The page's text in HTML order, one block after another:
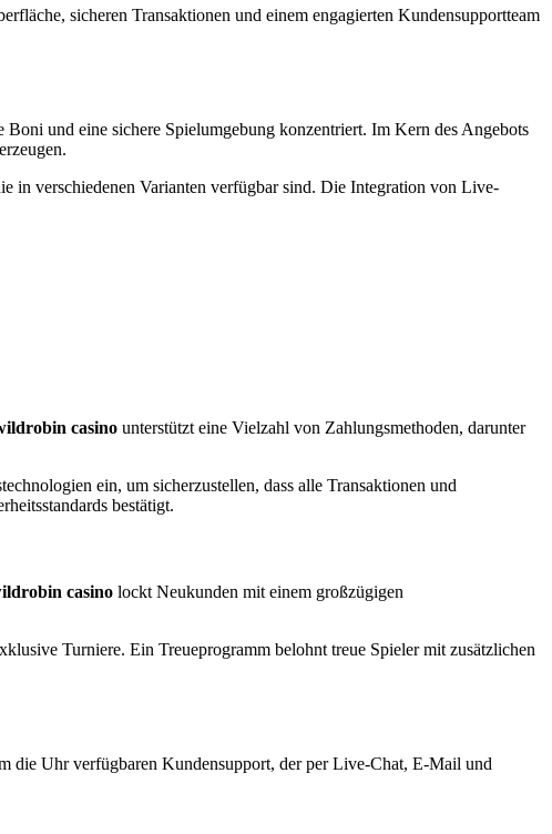
sicheren Transaktionen und einem engagierten Kundensupportteam
und eine sichere Spielumgebung konzentriert. Im Kern des Angebots
in verschiedenen Varianten verfügbar sind. Die Integration von Live-
casino unterstützt eine Vielzahl von Zahlungsmethoden, darunter
ein, um sicherzustellen, dass alle Transaktionen und
bestätigt.
casino lockt Neukunden mit einem großzügigen
Turniere. Ein Treueprogramm belohnt treue Spieler mit zusätzlichen
die Uhr verfügbaren Kundensupport, der per Live-Chat, E-Mail und